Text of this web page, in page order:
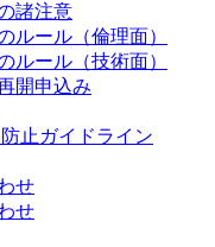
諸注意
ルール（倫理面）
ルール（技術面）
開申込み
止ガイドライン
せ
せ